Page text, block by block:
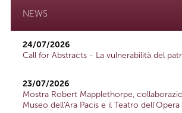
NEWS
24/07/2026
Call for Abstracts - La vulnerabilità del
23/07/2026
Mostra Robert Mapplethorpe,
Museo dell'Ara Pacis e il Teatro